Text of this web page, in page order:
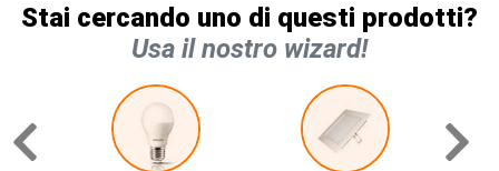
Stai cercando uno di questi prodotti?
Usa il nostro wizard!